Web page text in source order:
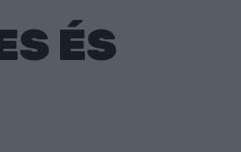
ÉS